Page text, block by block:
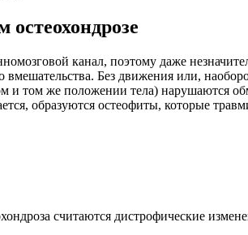
канал, поэтому даже
вмешательства. Без движения или,
и том же положении тела) нарушаются
образуются остеофиты, которые
считаются дистрофические